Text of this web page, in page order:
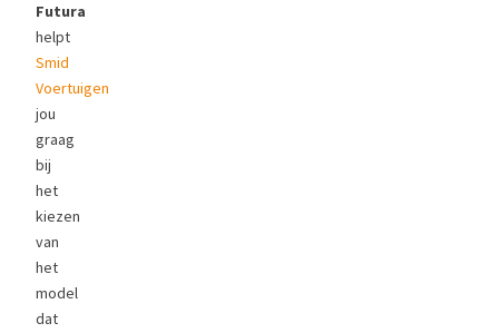
Futura
helpt
Smid
Voertuigen
jou
graag
bij
het
kiezen
van
het
model
dat